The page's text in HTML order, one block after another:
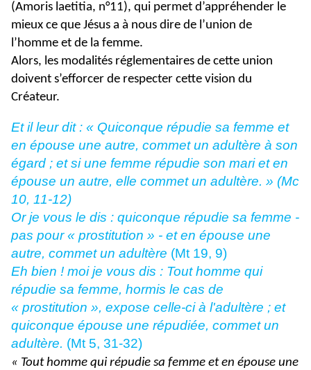
(Amoris laetitia, n°11), qui permet d’appréhender le
mieux ce que Jésus a à nous dire de l’union de
l’homme et de la femme.
Alors, les modalités réglementaires de cette union
doivent s’efforcer de respecter cette vision du
Créateur.
Et il leur dit : « Quiconque répudie sa femme et
en épouse une autre, commet un adultère à son
égard ; et si une femme répudie son mari et en
épouse un autre, elle commet un adultère. » (Mc
10, 11-12)
Or je vous le dis : quiconque répudie sa femme -
pas pour « prostitution » - et en épouse une
autre, commet un adultère (Mt 19, 9)
Eh bien ! moi je vous dis : Tout homme qui
répudie sa femme, hormis le cas de
« prostitution », expose celle-ci à l'adultère ; et
quiconque épouse une répudiée, commet un
adultère. (Mt 5, 31-32)
« Tout homme qui répudie sa femme et en épouse une